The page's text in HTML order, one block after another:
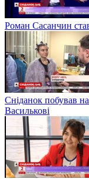
Роман Сасанчин
Сніданок побував
Василькові